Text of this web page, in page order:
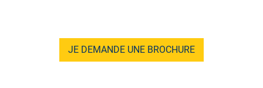
JE DEMANDE UNE BROCHURE